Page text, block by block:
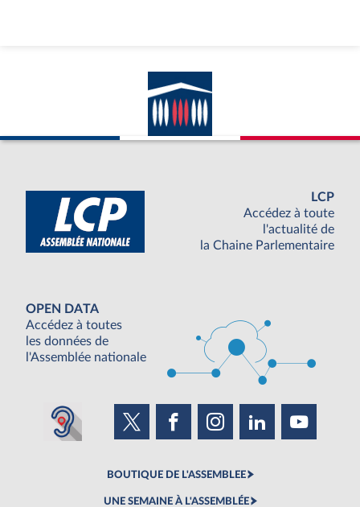
LCP
Accédez à toute
l'actualité de
la Chaine Parlementaire
OPEN DATA
Accédez à toutes
les données de
l'Assemblée nationale
BOUTIQUE DE L'ASSEMBLEE
UNE SEMAINE À L'ASSEMBLÉE